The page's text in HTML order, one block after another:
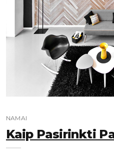
NAMAI
Kaip Pasirinkti